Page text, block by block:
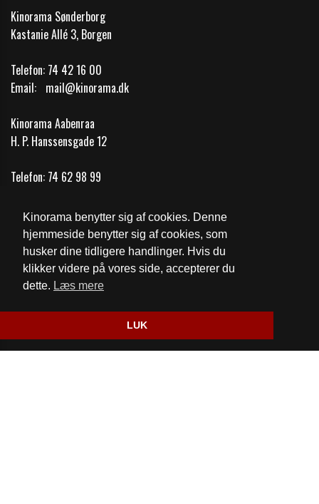
Kinorama benytter sig af cookies. Denne
hjemmeside benytter sig af cookies, som
husker dine tidligere handlinger. Hvis du
klikker videre på vores side, accepterer du
dette. Læs mere
LUK
Kinorama Sønderborg
Kastanie Allé 3, Borgen
Telefon: 74 42 16 00
Email: mail@kinorama.dk
Kinorama Aabenraa
H. P. Hanssensgade 12
Telefon: 74 62 98 99
Cookie- og privatlivspolitik
Fødevarestyrelsens kontrolrapport